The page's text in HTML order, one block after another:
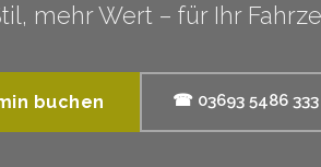
mehr Wert – für Ihr
buchen ☎ 03693 5486 333